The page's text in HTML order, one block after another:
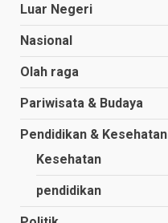
Luar Negeri
Nasional
Olah raga
Pariwisata & Budaya
Pendidikan & Kesehatan
Kesehatan
pendidikan